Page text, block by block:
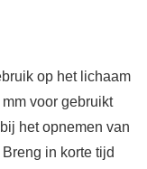
op het lichaam
voor gebruikt
het opnemen van
in korte tijd